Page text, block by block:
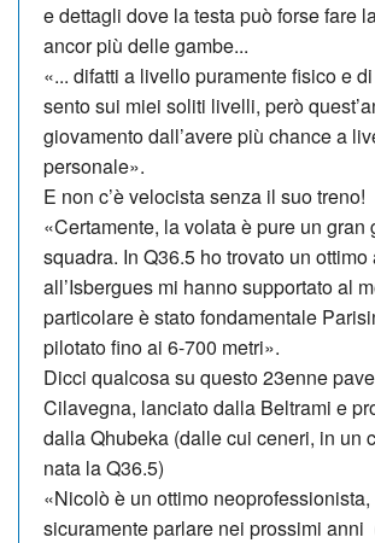
e dettagli dove la testa può for­se fare
ancor più delle gambe...
«... difatti a livello puramente fisico e
sento sui miei soliti livelli, però
giovamento dall’avere più chance a
personale».
E non c’è velocista senza il suo treno!
«Certamente, la volata è pure un gran
squadra. In Q36.5 ho trovato un
all’Isbergues mi hanno supportato al
particolare è stato fondamentale
pilotato fino ai 6-700 metri».
Dicci qualcosa su questo 23enne
Cilavegna, lanciato dalla Beltrami e
dalla Qhubeka (dalle cui ceneri, in un
nata la Q36.5)
«Nicolò è un ottimo
sicuramente parlare nei prossimi anni